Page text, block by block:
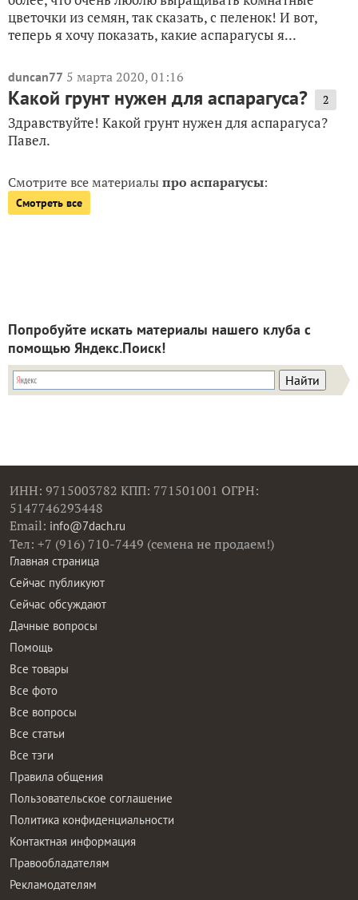
цветочки из семян, так сказать, с пеленок! И вот,
теперь я хочу показать, какие аспарагусы я...
duncan77 5 марта 2020, 01:16
Какой грунт нужен для аспарагуса? 2
Здравствуйте! Какой грунт нужен для аспарагуса?
Павел.
Смотрите все материалыпро аспарагусы:
Смотреть все
Попробуйте искать материалы нашего клуба с
помощью Яндекс.Поиск!
ИНН: 9715003782 КПП: 771501001 ОГРН:
5147746293448
Email: info@7dach.ru
Тел: +7 (916) 710-7449 (семена не продаем!)
Главная страница
Сейчас публикуют
Сейчас обсуждают
Дачные вопросы
Помощь
Все товары
Все фото
Все вопросы
Все статьи
Все тэги
Правила общения
Пользовательское соглашение
Политика конфиденциальности
Контактная информация
Правообладателям
Рекламодателям